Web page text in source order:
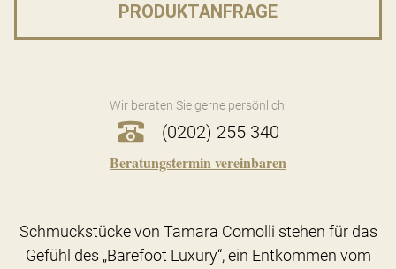
PRODUKTANFRAGE
Wir beraten Sie gerne persönlich:
(0202) 255 340
Beratungstermin vereinbaren
Schmuckstücke von Tamara Comolli stehen für das
Gefühl des „Barefoot Luxury“, ein Entkommen vom